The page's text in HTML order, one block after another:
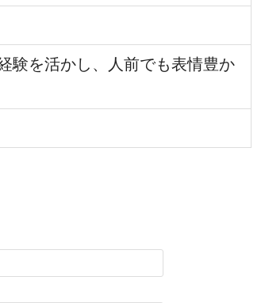
験を活かし、人前でも表情豊か